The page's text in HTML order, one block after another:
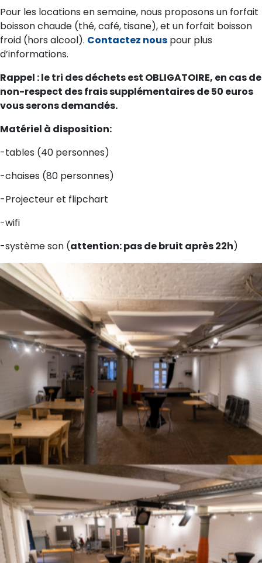
Pour les locations en semaine, nous proposons un forfait
boisson chaude (thé, café, tisane), et un forfait boisson
froid (hors alcool). Contactez nous pour plus
d’informations.
Rappel : le tri des déchets est OBLIGATOIRE, en cas de
non-respect des frais supplémentaires de 50 euros
vous serons demandés.
Matériel à disposition:
-tables (40 personnes)
-chaises (80 personnes)
-Projecteur et flipchart
-wifi
-système son (attention: pas de bruit après 22h)